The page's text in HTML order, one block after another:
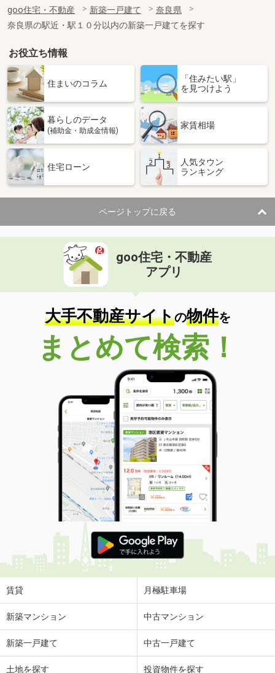
goo住宅・不動産 新築一戸建て
奈良県
奈良県の駅近・駅１０分以内の新築一戸建てを探す
お役立ち情報
住まいのコラム
「住みたい駅」
を見つけよう
暮らしのデータ
(補助金・助成金情報)
家賃相場
住宅ローン
人気タウン
ランキング
ページトップに戻る
goo住宅・不動産
アプリ
大手不動産サイトの物件を
まとめて検索！
賃貸 月極駐車場
新築マンション 中古マンション
新築一戸建て 中古一戸建て
土地を探す 投資物件を探す